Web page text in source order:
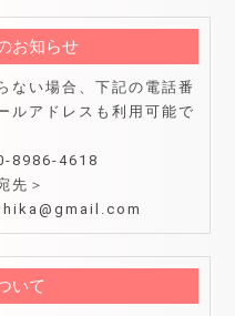
お知らせ
ない場合、下記の電話番
ルアドレスも利用可能で
8986-4618
先＞
いて